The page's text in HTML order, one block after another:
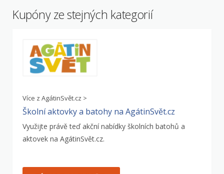
Kupóny ze stejných kategorií
Více z AgátinSvět.cz >
Školní aktovky a batohy na AgátinSvět.cz
Využijte právě teď akční nabídky školních batohů a
aktovek na AgátinSvět.cz.